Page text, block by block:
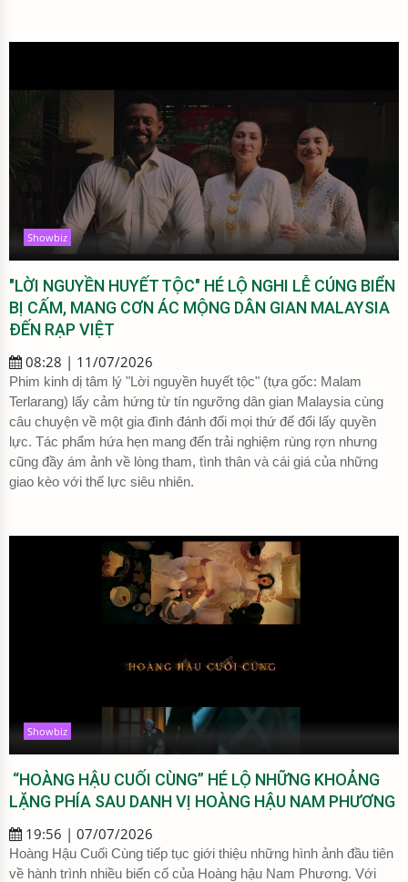
Showbiz
"LỜI NGUYỀN HUYẾT TỘC" HÉ LỘ NGHI LỄ CÚNG BIỂN
BỊ CẤM, MANG CƠN ÁC MỘNG DÂN GIAN MALAYSIA
ĐẾN RẠP VIỆT
08:28 | 11/07/2026
Phim kinh dị tâm lý "Lời nguyền huyết tộc" (tựa gốc: Malam
Terlarang) lấy cảm hứng từ tín ngưỡng dân gian Malaysia cùng
câu chuyện về một gia đình đánh đổi mọi thứ để đổi lấy quyền
lực. Tác phẩm hứa hẹn mang đến trải nghiệm rùng rợn nhưng
cũng đầy ám ảnh về lòng tham, tình thân và cái giá của những
giao kèo với thế lực siêu nhiên.
Showbiz
“HOÀNG HẬU CUỐI CÙNG” HÉ LỘ NHỮNG KHOẢNG
LẶNG PHÍA SAU DANH VỊ HOÀNG HẬU NAM PHƯƠNG
19:56 | 07/07/2026
Hoàng Hậu Cuối Cùng tiếp tục giới thiệu những hình ảnh đầu tiên
về hành trình nhiều biến cố của Hoàng hậu Nam Phương. Với